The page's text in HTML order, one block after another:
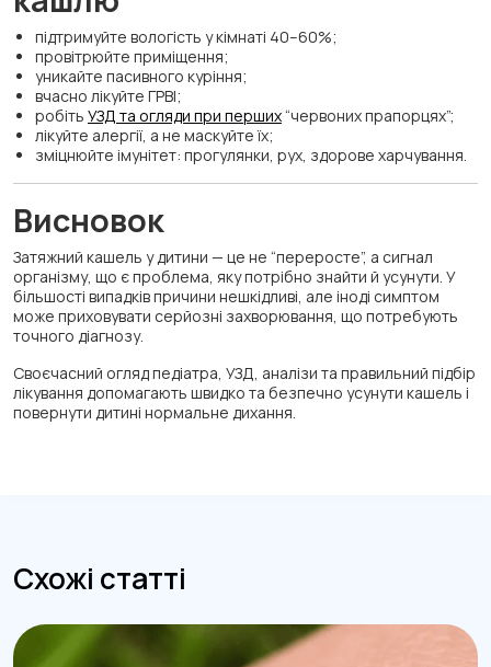
підтримуйте вологість у кімнаті 40–60%;
провітрюйте приміщення;
уникайте пасивного куріння;
вчасно лікуйте ГРВІ;
робіть УЗД та огляди при перших“червоних прапорцях”;
лікуйте алергії, а не маскуйте їх;
зміцнюйте імунітет: прогулянки, рух, здорове харчування.
Висновок
Затяжний кашель у дитини — це не “переросте”, а сигнал
організму, що є проблема, яку потрібно знайти й усунути. У
більшості випадків причини нешкідливі, але іноді симптом
може приховувати серйозні захворювання, що потребують
точного діагнозу.
Своєчасний огляд педіатра, УЗД, аналізи та правильний підбір
лікування допомагають швидко та безпечно усунути кашель і
повернути дитині нормальне дихання.
Схожі статті